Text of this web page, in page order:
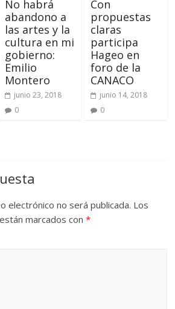
No habrá
abandono a
las artes y la
cultura en mi
gobierno:
Emilio
Montero
junio 23, 2018
0
Con
propuestas
claras
participa
Hageo en
foro de la
CANACO
junio 14, 2018
0
electrónico no será publicada. Los
marcados con*